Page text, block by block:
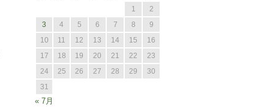
1
2
3
4 5 6 7 8
9
10
11 12 13 14 15
16
17
18 19 20 21 22
23
24
25 26 27 28 29
30
31
« 7月